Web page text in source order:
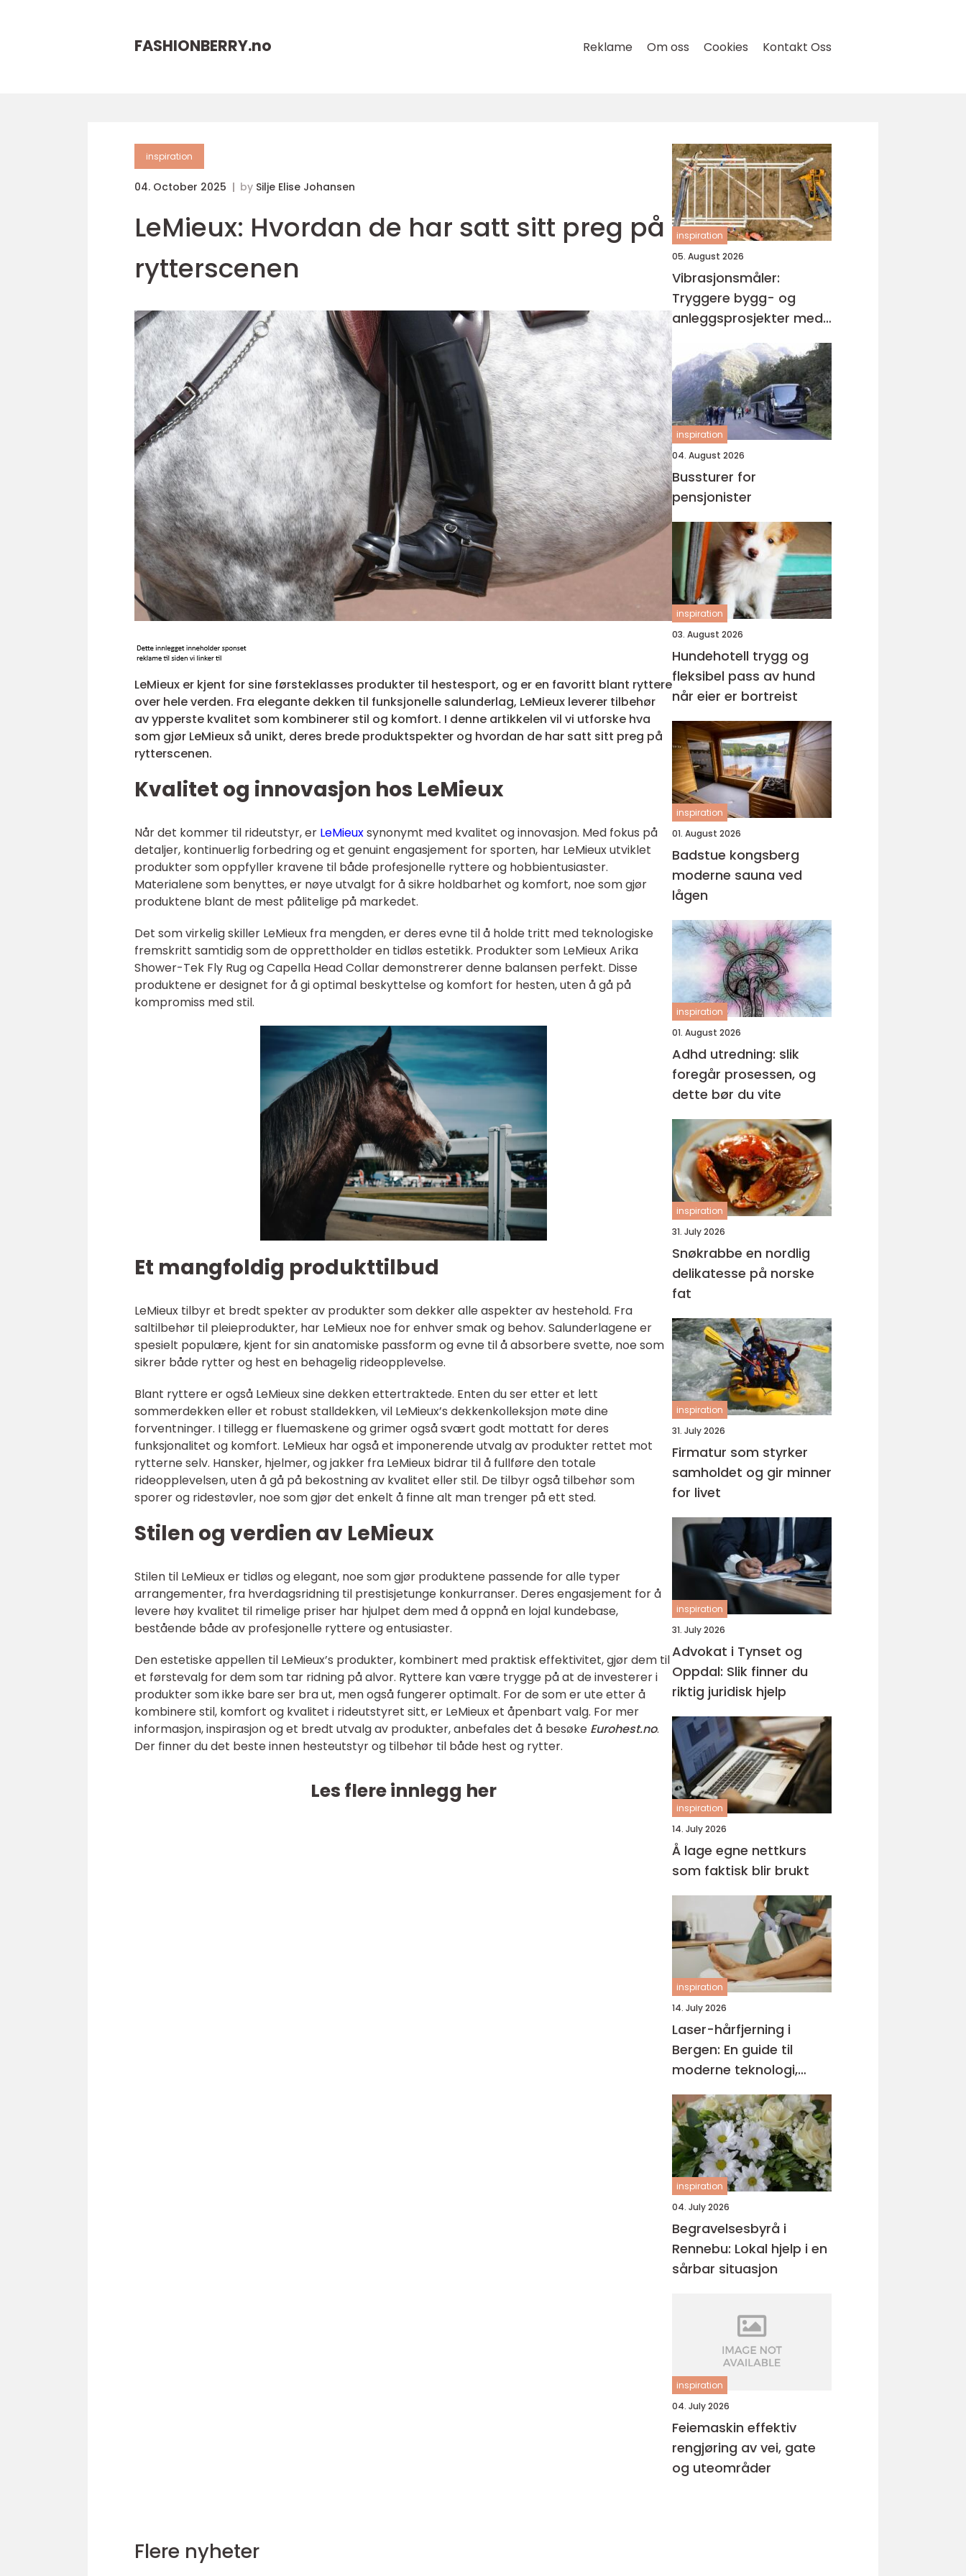
FASHIONBERRY.no Reklame Om oss Cookies Kontakt Oss
inspiration
04. October 2025 by Silje Elise Johansen
LeMieux: Hvordan de har satt sitt preg på
rytterscenen
LeMieux er kjent for sine førsteklasses produkter til hestesport, og er en favoritt blant ryttere
over hele verden. Fra elegante dekken til funksjonelle salunderlag, LeMieux leverer tilbehør
av ypperste kvalitet som kombinerer stil og komfort. I denne artikkelen vil vi utforske hva
som gjør LeMieux så unikt, deres brede produktspekter og hvordan de har satt sitt preg på
rytterscenen.
Kvalitet og innovasjon hos LeMieux
Når det kommer til rideutstyr, er LeMieuxsynonymt med kvalitet og innovasjon. Med fokus på
detaljer, kontinuerlig forbedring og et genuint engasjement for sporten, har LeMieux utviklet
produkter som oppfyller kravene til både profesjonelle ryttere og hobbientusiaster.
Materialene som benyttes, er nøye utvalgt for å sikre holdbarhet og komfort, noe som gjør
produktene blant de mest pålitelige på markedet.
Det som virkelig skiller LeMieux fra mengden, er deres evne til å holde tritt med teknologiske
fremskritt samtidig som de opprettholder en tidløs estetikk. Produkter som LeMieux Arika
Shower-Tek Fly Rug og Capella Head Collar demonstrerer denne balansen perfekt. Disse
produktene er designet for å gi optimal beskyttelse og komfort for hesten, uten å gå på
kompromiss med stil.
Et mangfoldig produkttilbud
LeMieux tilbyr et bredt spekter av produkter som dekker alle aspekter av hestehold. Fra
saltilbehør til pleieprodukter, har LeMieux noe for enhver smak og behov. Salunderlagene er
spesielt populære, kjent for sin anatomiske passform og evne til å absorbere svette, noe som
sikrer både rytter og hest en behagelig rideopplevelse.
Blant ryttere er også LeMieux sine dekken ettertraktede. Enten du ser etter et lett
sommerdekken eller et robust stalldekken, vil LeMieux’s dekkenkolleksjon møte dine
forventninger. I tillegg er fluemaskene og grimer også svært godt mottatt for deres
funksjonalitet og komfort. LeMieux har også et imponerende utvalg av produkter rettet mot
rytterne selv. Hansker, hjelmer, og jakker fra LeMieux bidrar til å fullføre den totale
rideopplevelsen, uten å gå på bekostning av kvalitet eller stil. De tilbyr også tilbehør som
sporer og ridestøvler, noe som gjør det enkelt å finne alt man trenger på ett sted.
Stilen og verdien av LeMieux
Stilen til LeMieux er tidløs og elegant, noe som gjør produktene passende for alle typer
arrangementer, fra hverdagsridning til prestisjetunge konkurranser. Deres engasjement for å
levere høy kvalitet til rimelige priser har hjulpet dem med å oppnå en lojal kundebase,
bestående både av profesjonelle ryttere og entusiaster.
Den estetiske appellen til LeMieux’s produkter, kombinert med praktisk effektivitet, gjør dem til
et førstevalg for dem som tar ridning på alvor. Ryttere kan være trygge på at de investerer i
produkter som ikke bare ser bra ut, men også fungerer optimalt. For de som er ute etter å
kombinere stil, komfort og kvalitet i rideutstyret sitt, er LeMieux et åpenbart valg. For mer
informasjon, inspirasjon og et bredt utvalg av produkter, anbefales det å besøke Eurohest.no.
Der finner du det beste innen hesteutstyr og tilbehør til både hest og rytter.
Les flere innlegg her
inspiration
05. August 2026
Vibrasjonsmåler:
Tryggere bygg- og
anleggsprosjekter med
vibrasjonsmåling
inspiration
04. August 2026
Bussturer for
pensjonister
inspiration
03. August 2026
Hundehotell trygg og
fleksibel pass av hund
når eier er bortreist
inspiration
01. August 2026
Badstue kongsberg
moderne sauna ved
lågen
inspiration
01. August 2026
Adhd utredning: slik
foregår prosessen, og
dette bør du vite
inspiration
31. July 2026
Snøkrabbe en nordlig
delikatesse på norske
fat
inspiration
31. July 2026
Firmatur som styrker
samholdet og gir minner
for livet
inspiration
31. July 2026
Advokat i Tynset og
Oppdal: Slik finner du
riktig juridisk hjelp
inspiration
14. July 2026
Å lage egne nettkurs
som faktisk blir brukt
inspiration
14. July 2026
Laser-hårfjerning i
Bergen: En guide til
moderne teknologi,
behandlingsforløp og
varige resultater
inspiration
04. July 2026
Begravelsesbyrå i
Rennebu: Lokal hjelp i en
sårbar situasjon
inspiration
04. July 2026
Feiemaskin effektiv
rengjøring av vei, gate
og uteområder
Flere nyheter